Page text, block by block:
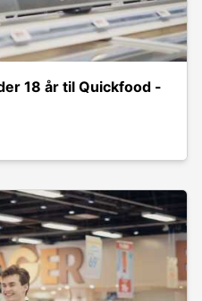
18 år til Quickfood -